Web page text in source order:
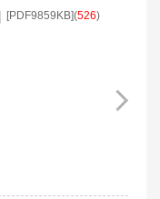
[PDF9859KB](526)